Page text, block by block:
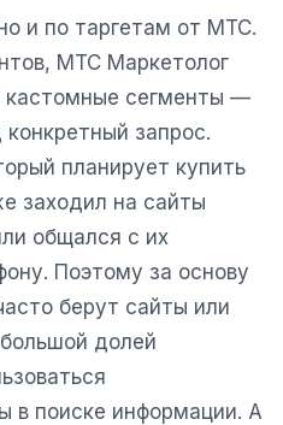
и по таргетам от МТС.
МТС Маркетолог
кастомные сегменты —
запрос.
планирует купить
заходил на сайты
общался с их
Поэтому за основу
берут сайты или
долей
в поиске информации. А